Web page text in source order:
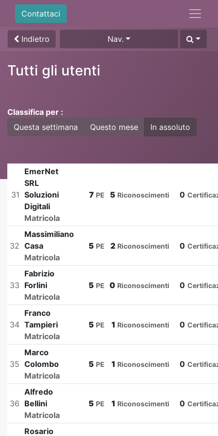
Contattaci
Indietro Nav.
Tutti gli utenti
Classifica per :
Questa settimana
Questo mese In assoluto
31
EmerNet
SRL
Soluzioni
Digitali
Matricola
7 PE 5 Riconoscimenti 0
32
Massimiliano
Casa
Matricola
5 PE 2 Riconoscimenti 0
33
Fabrizio
Forlini
Matricola
5 PE 0 Riconoscimenti 0
34
Franco
Tampieri
Matricola
5 PE 1 Riconoscimenti 0
35
Marco
Colombo
Matricola
5 PE 1 Riconoscimenti 0
36
Alfredo
Bellini
Matricola
5 PE 1 Riconoscimenti 0
Rosario